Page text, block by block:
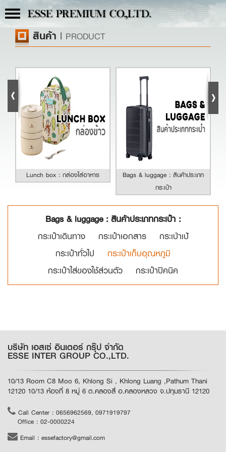
Toggle
navigation
ESSE PREMIUM CO.,LTD.
สินค้า | PRODUCT
Lunch box : กล่องใส่อาหาร
Bags & luggage : สินค้าประเภท
กระเป๋า
Bags & luggage : สินค้าประเภทกระเป๋า :
กระเป๋าเดินทาง
กระเป๋าเอกสาร
กระเป่าเป้
กระเป๋าทั่วไป
กระเป๋าเก็บอุณหภูมิ
กระเป๋าใส่ของใช้ส่วนตัว
กระเป๋าปิคนิค
บริษัท เอสเซ่ อินเตอร์ กรุ๊ป จำกัด
ESSE INTER GROUP CO.,LTD.
10/13 Room C8 Moo 6, Khlong Si , Khlong Luang ,Pathum Thani
12120 10/13 ห้องที่ 8 หมู่ 6 ต.คลองสี่ อ.คลองหลวง จ.ปทุมธานี 12120
Call Center : 0656962569, 0971919797
Office : 02-0000224
Email : essefactory@gmail.com